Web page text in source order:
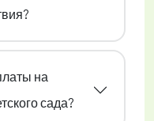
на
сада?